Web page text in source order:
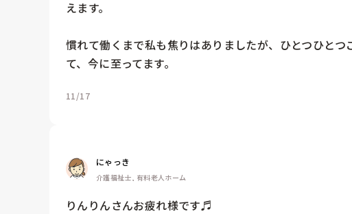
えます。
慣れて働くまで私も焦りはありましたが、ひとつひと
て、今に至ってます。
11/17
にゃっき
介護福祉士, 有料老人ホーム
りんりんさんお疲れ様です♬